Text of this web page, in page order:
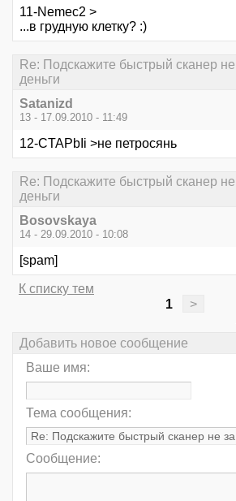
11-Nemec2 >
...в грудную клетку? :)
Re: Подскажите быстрый сканер
деньги
Satanizd
13 - 17.09.2010 - 11:49
12-CTAPbIi >не петросянь
Re: Подскажите быстрый сканер
деньги
Bosovskaya
14 - 29.09.2010 - 10:08
[spam]
К списку тем
1
>
Добавить новое сообщение
Ваше имя:
Тема сообщения:
Сообщение: